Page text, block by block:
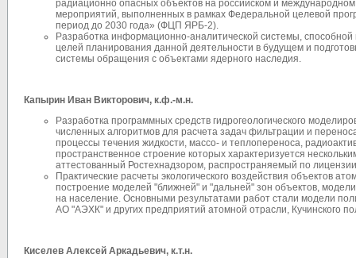
радиационно опасных объектов на российском и
мероприятий, выполненных в рамках Федеральной целевой
период до 2030 года» (ФЦП ЯРБ-2).
Разработка информационно-аналитической системы,
целей планирования данной деятельности в будущем и
системы обращения с объектами ядерного наследия.
Капырин Иван Викторович, к.ф.-м.н.
Разработка программных средств гидрогеологического
численных алгоритмов для расчета задач фильтрации и
процессы течения жидкости, массо- и теплопереноса,
пространственное строение которых характеризуется
аттестованный Ростехнадзором, распространяемый по
Практические расчеты экологического воздействия объектов
построение моделей "ближней" и "дальней" зон объектов,
на население. Основными результатами работ стали модели
АО "АЭХК" и других предприятий атомной отрасли, Кучинского
Киселев Алексей Аркадьевич, к.т.н.